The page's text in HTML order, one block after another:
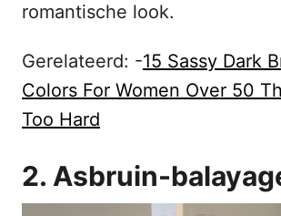
romantische look.
Gerelateerd: -15 Sassy Dark
Colors For Women Over 50
Too Hard
2. Asbruin-